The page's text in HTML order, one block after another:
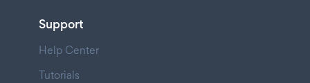
Support
Help Center
Tutorials